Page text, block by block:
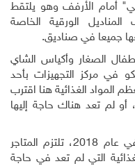
أمام الأرفف وهو يلتقط
الورقية الخاصة
جميعا في صناديق.
الصغار وأكياس الشاي
في مركز التجهيزات بأحد
الغذائية هنا اقترب
أو لم تعد هناك حاجة إليها
وفي ظل قواعد جديدة بدأ تطبيقها في عام 2018، تلتزم المتاجر
التي لم تعد في حاجة